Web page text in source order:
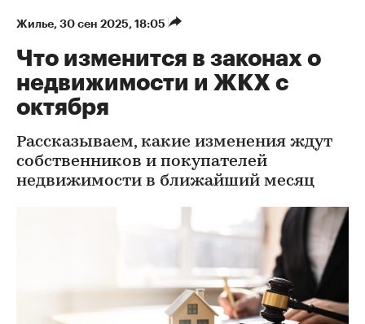
Жилье⁠, 30 сен 2025, 18:05
Что изменится в законах о
недвижимости и ЖКХ с
октября
Рассказываем, какие изменения ждут
собственников и покупателей
недвижимости в ближайший месяц